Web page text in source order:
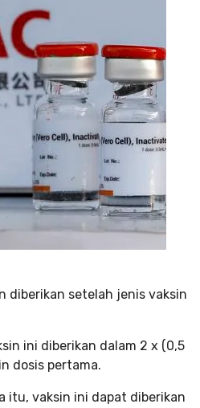
diberikan setelah jenis vaksin
ini diberikan dalam 2 x (0,5
dosis pertama.
itu, vaksin ini dapat diberikan